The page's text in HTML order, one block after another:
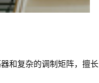
和复杂的调制矩阵，擅长